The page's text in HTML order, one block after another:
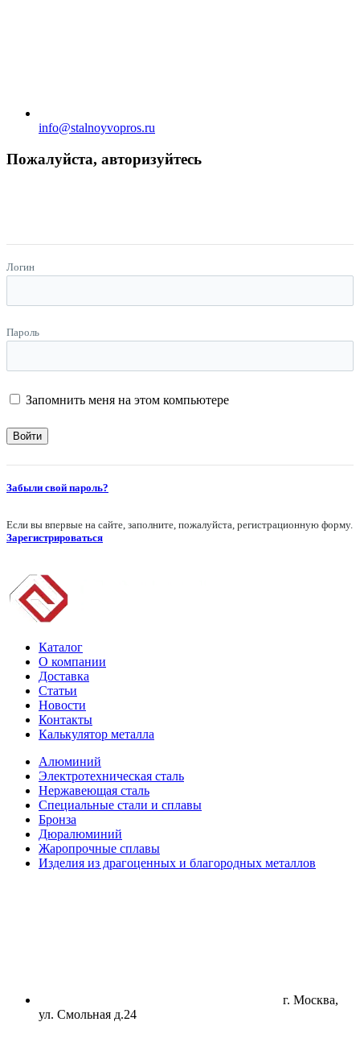
info@stalnoyvopros.ru
Пожалуйста, авторизуйтесь
Логин
Пароль
Запомнить меня на этом компьютере
Забыли свой пароль?
Если вы впервые на сайте, заполните, пожалуйста, регистрационную форму.
Зарегистрироваться
Каталог
О компании
Доставка
Статьи
Новости
Контакты
Калькулятор металла
Алюминий
Электротехническая сталь
Нержавеющая сталь
Специальные стали и сплавы
Бронза
Дюралюминий
Жаропрочные сплавы
Изделия из драгоценных и благородных металлов
г. Москва,
ул. Смольная д.24